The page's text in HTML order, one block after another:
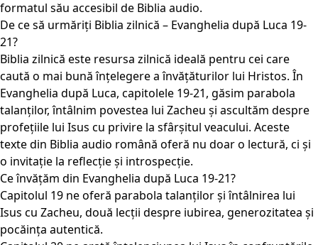
formatul său accesibil de Biblia audio.
De ce să urmăriți Biblia zilnică – Evanghelia după Luca 19-
21?
Biblia zilnică este resursa zilnică ideală pentru cei care
caută o mai bună înțelegere a învățăturilor lui Hristos. În
Evanghelia după Luca, capitolele 19-21, găsim parabola
talanților, întâlnim povestea lui Zacheu și ascultăm despre
profețiile lui Isus cu privire la sfârșitul veacului. Aceste
texte din Biblia audio română oferă nu doar o lectură, ci și
o invitație la reflecție și introspecție.
Ce învățăm din Evanghelia după Luca 19-21?
Capitolul 19 ne oferă parabola talanților și întâlnirea lui
Isus cu Zacheu, două lecții despre iubirea, generozitatea și
pocăința autentică.